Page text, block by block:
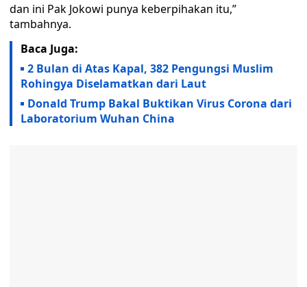
dan ini Pak Jokowi punya keberpihakan itu,”
tambahnya.
Baca Juga:
2 Bulan di Atas Kapal, 382 Pengungsi Muslim
Rohingya Diselamatkan dari Laut
Donald Trump Bakal Buktikan Virus Corona dari
Laboratorium Wuhan China